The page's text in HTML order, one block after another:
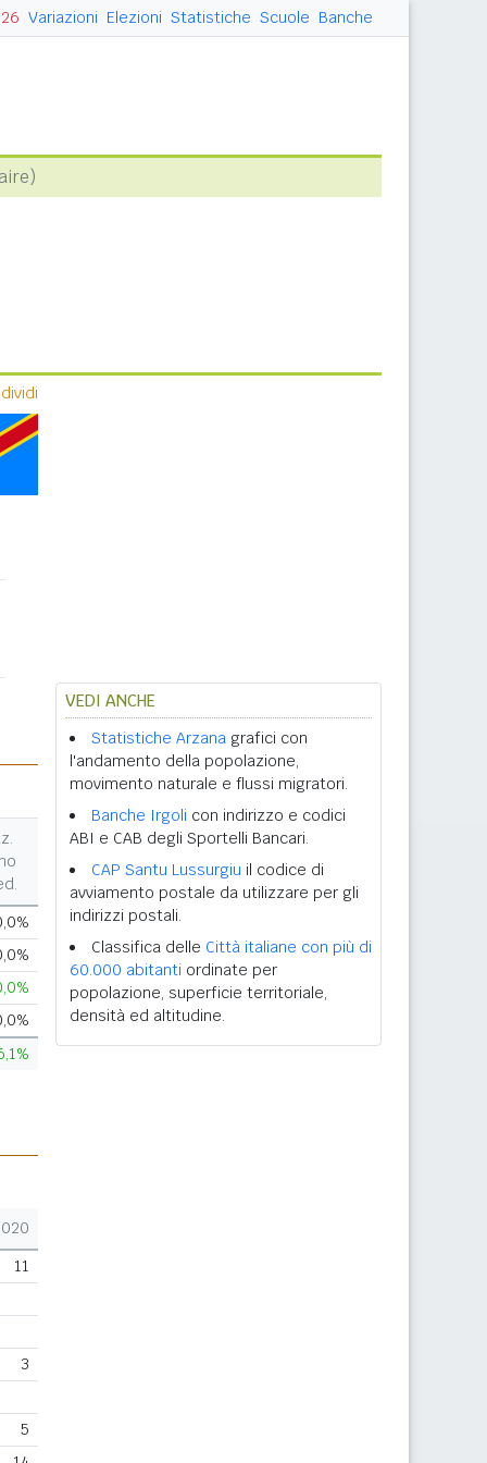
Variazioni Elezioni Statistiche Scuole Banche
11
3
5
VEDI ANCHE
Statistiche Arzana grafici con
l'andamento della popolazione,
movimento naturale e flussi migratori.
Banche Irgoli con indirizzo e codici
ABI e CAB degli Sportelli Bancari.
CAP Santu Lussurgiu il codice di
avviamento postale da utilizzare per gli
indirizzi postali.
Classifica delle Città italiane con più di
60.000 abitanti ordinate per
popolazione, superficie territoriale,
densità ed altitudine.